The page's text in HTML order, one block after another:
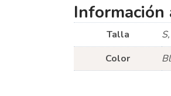
Información
Talla
Color